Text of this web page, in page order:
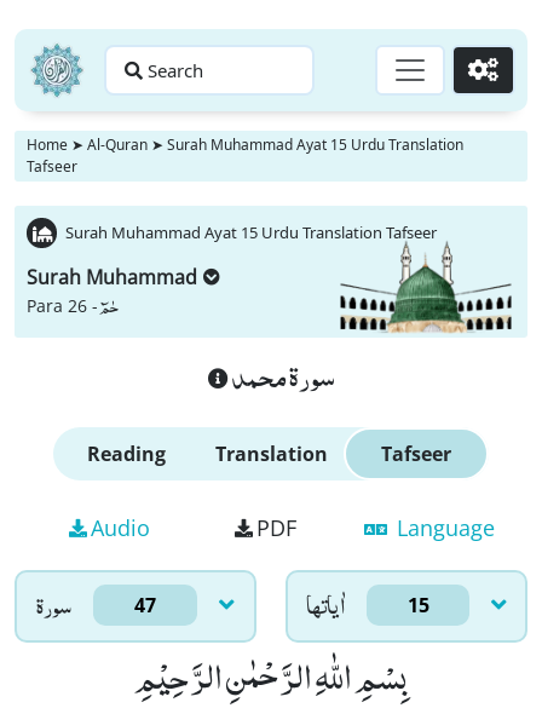
Search Go
Home ➤ Al-Quran ➤ Surah Muhammad Ayat 15 Urdu Translation
Tafseer
Surah Muhammad Ayat 15 Urdu Translation Tafseer
Surah Muhammad
Para 26 -حٰمٓ
سورة محمد
Reading Translation Tafseer
Audio PDF Language
سورۃ 47 اٰياتها 15
بِسْمِ اللّٰهِ الرَّحْمٰنِ الرَّحِیْمِ